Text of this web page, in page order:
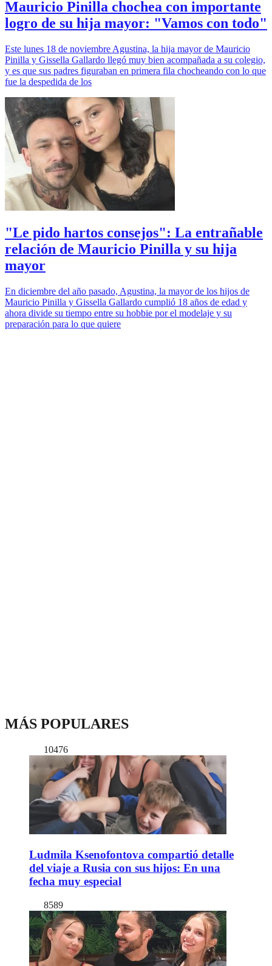
Mauricio Pinilla chochea con importante
logro de su hija mayor: "Vamos con todo"
Este lunes 18 de noviembre Agustina, la hija mayor de Mauricio
Pinilla y Gissella Gallardo llegó muy bien acompañada a su colegio,
y es que sus padres figuraban en primera fila chocheando con lo que
fue la despedida de los
"Le pido hartos consejos": La entrañable
relación de Mauricio Pinilla y su hija
mayor
En diciembre del año pasado, Agustina, la mayor de los hijos de
Mauricio Pinilla y Gissella Gallardo cumplió 18 años de edad y
ahora divide su tiempo entre su hobbie por el modelaje y su
preparación para lo que quiere
MÁS POPULARES
10476
Ludmila Ksenofontova compartió detalle
del viaje a Rusia con sus hijos: En una
fecha muy especial
8589